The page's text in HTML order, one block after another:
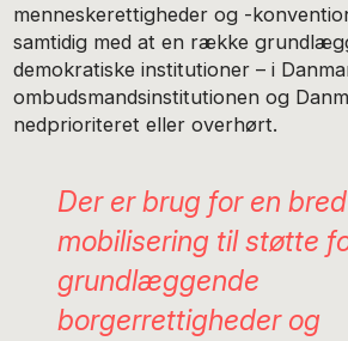
menneskerettigheder og -
samtidig med at en række
demokratiske institutioner – i
ombudsmandsinstitutionen og
nedprioriteret eller overhørt.
Der er brug for en
mobilisering til støtte
grundlæggende
borgerrettigheder og